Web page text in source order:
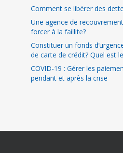
Comment se libérer des
Une agence de
forcer à la faillite?
Constituer un fonds
de carte de crédit? Quel est
COVID-19 : Gérer les
pendant et après la crise